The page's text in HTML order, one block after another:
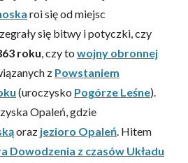
roi się od miejsc
się bitwy i potyczki, czy
roku, czy to wojny obronnej
z Powstaniem
(uroczysko Pogórze Leśne).
Opaleń, gdzie
oraz jezioro Opaleń. Hitem
Dowodzenia z czasów Układu